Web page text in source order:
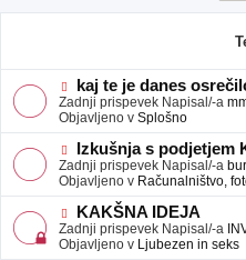
N
o
v
e
o
b
j
a
v
e
kaj te je danes
Zadnji prispevek Napisal/-a
Objavljeno v Splošno
N
o
v
e
o
b
j
a
Izkušnja s podjetjem
Zadnji prispevek Napisal/-a
Objavljeno v Računalništvo,
N
o
v
KAKŠNA IDEJA
Zadnji prispevek Napisal/-a
Objavljeno v Ljubezen in seks